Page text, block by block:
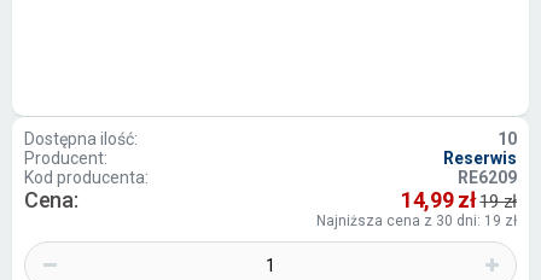
Dostępna ilość:
10
Producent:
Reserwis
Kod producenta:
RE6209
Cena: 14,99 zł19 zł
Najniższa cena z 30 dni: 19 zł